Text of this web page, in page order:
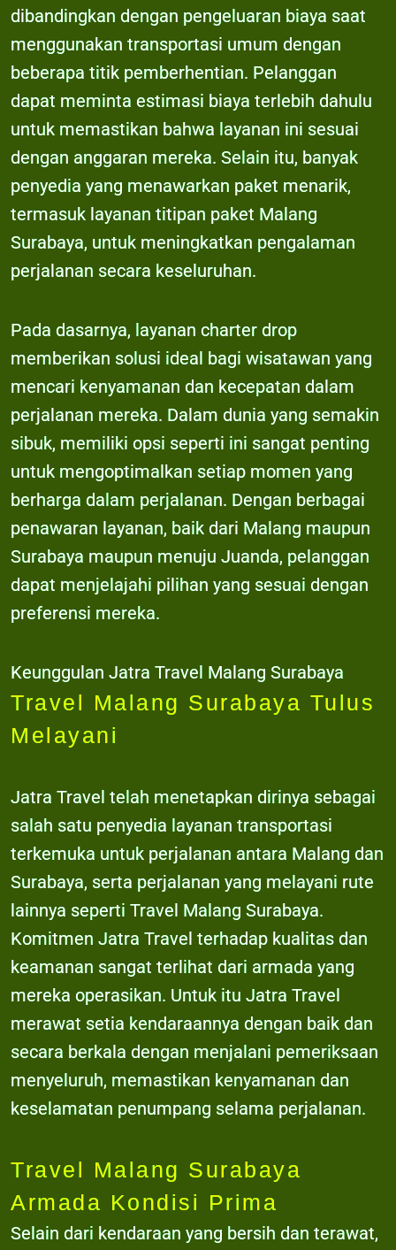
dibandingkan dengan pengeluaran biaya saat
menggunakan transportasi umum dengan
beberapa titik pemberhentian. Pelanggan
dapat meminta estimasi biaya terlebih dahulu
untuk memastikan bahwa layanan ini sesuai
dengan anggaran mereka. Selain itu, banyak
penyedia yang menawarkan paket menarik,
termasuk layanan titipan paket Malang
Surabaya, untuk meningkatkan pengalaman
perjalanan secara keseluruhan.
Pada dasarnya, layanan charter drop
memberikan solusi ideal bagi wisatawan yang
mencari kenyamanan dan kecepatan dalam
perjalanan mereka. Dalam dunia yang semakin
sibuk, memiliki opsi seperti ini sangat penting
untuk mengoptimalkan setiap momen yang
berharga dalam perjalanan. Dengan berbagai
penawaran layanan, baik dari Malang maupun
Surabaya maupun menuju Juanda, pelanggan
dapat menjelajahi pilihan yang sesuai dengan
preferensi mereka.
Keunggulan Jatra Travel Malang Surabaya
Travel Malang Surabaya Tulus
Melayani
Jatra Travel telah menetapkan dirinya sebagai
salah satu penyedia layanan transportasi
terkemuka untuk perjalanan antara Malang dan
Surabaya, serta perjalanan yang melayani rute
lainnya seperti Travel Malang Surabaya.
Komitmen Jatra Travel terhadap kualitas dan
keamanan sangat terlihat dari armada yang
mereka operasikan. Untuk itu Jatra Travel
merawat setia kendaraannya dengan baik dan
secara berkala dengan menjalani pemeriksaan
menyeluruh, memastikan kenyamanan dan
keselamatan penumpang selama perjalanan.
Travel Malang Surabaya
Armada Kondisi Prima
Selain dari kendaraan yang bersih dan terawat,